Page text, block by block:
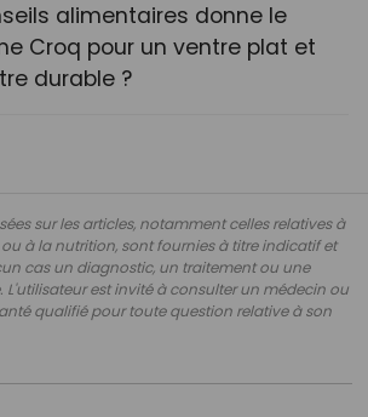
alimentaires donne le
Croq pour un ventre plat et
durable ?
sur les articles, notamment celles relatives à
à la nutrition, sont fournies à titre indicatif et
cas un diagnostic, un traitement ou une
L'utilisateur est invité à consulter un médecin ou
qualifié pour toute question relative à son